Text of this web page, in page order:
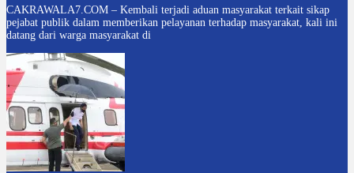
7
CAKRAWALA7.COM – Kembali terjadi aduan masyarakat terkait sikap
pejabat publik dalam memberikan pelayanan terhadap masyarakat, kali ini
datang dari warga masyarakat di